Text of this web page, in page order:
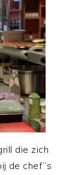
die zich
de chef”s